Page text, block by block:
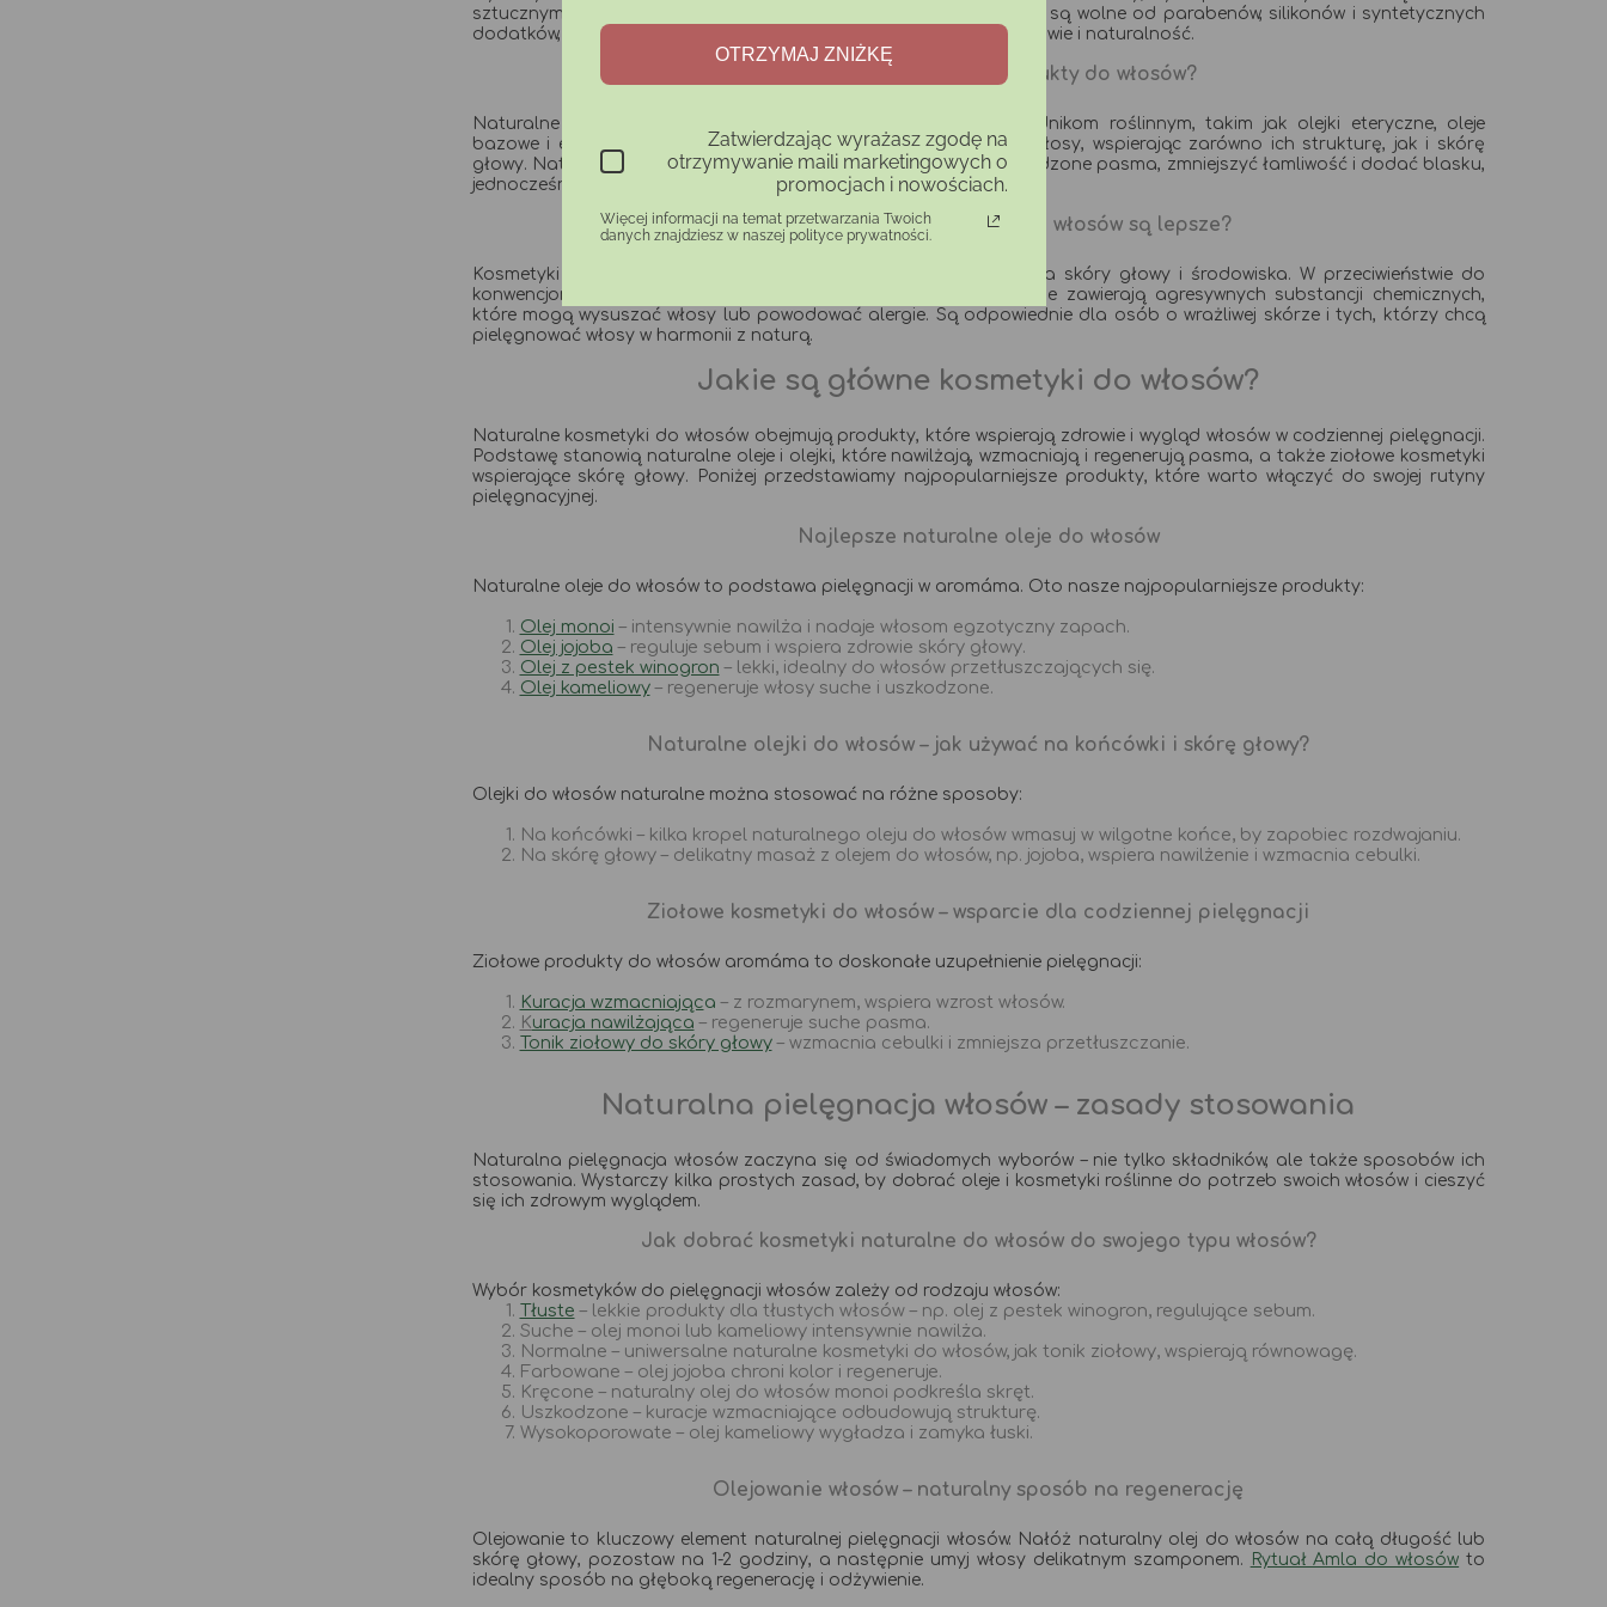
sztucznymi substancjami. Nasze kosmetyki do pielęgnacji włosów są wolne od parabenów, silikonów i syntetycznych
dodatków, co czyni je idealnym wyborem dla tych, którzy cenią zdrowie i naturalność.
Jak działają naturalne produkty do włosów?
Naturalne produkty do włosów działają dzięki aktywnym składnikom roślinnym, takim jak olejki eteryczne, oleje
bazowe i ekstrakty ziołowe. Nawilżają, wzmacniają i regenerują włosy, wspierając zarówno ich strukturę, jak i skórę
głowy. Naturalna pielęgnacja włosów pomaga odbudować uszkodzone pasma, zmniejszyć łamliwość i dodać blasku,
jednocześnie minimalizując ryzyko podrażnień.
Dlaczego naturalne produkty do włosów są lepsze?
Kosmetyki do włosów o naturalnym składzie są łagodniejsze dla skóry głowy i środowiska. W przeciwieństwie do
konwencjonalnych produktów, naturalne kosmetyki do włosów nie zawierają agresywnych substancji chemicznych,
które mogą wysuszać włosy lub powodować alergie. Są odpowiednie dla osób o wrażliwej skórze i tych, którzy chcą
pielęgnować włosy w harmonii z naturą.
Jakie są główne kosmetyki do włosów?
Naturalne kosmetyki do włosów obejmują produkty, które wspierają zdrowie i wygląd włosów w codziennej pielęgnacji.
Podstawę stanowią naturalne oleje i olejki, które nawilżają, wzmacniają i regenerują pasma, a także ziołowe kosmetyki
wspierające skórę głowy. Poniżej przedstawiamy najpopularniejsze produkty, które warto włączyć do swojej rutyny
pielęgnacyjnej.
Najlepsze naturalne oleje do włosów
Naturalne oleje do włosów to podstawa pielęgnacji w aromáma. Oto nasze najpopularniejsze produkty:
Olej monoi – intensywnie nawilża i nadaje włosom egzotyczny zapach.
Olej jojoba – reguluje sebum i wspiera zdrowie skóry głowy.
Olej z pestek winogron – lekki, idealny do włosów przetłuszczających się.
Olej kameliowy– regeneruje włosy suche i uszkodzone.
Naturalne olejki do włosów – jak używać na końcówki i skórę głowy?
Olejki do włosów naturalne można stosować na różne sposoby:
Na końcówki – kilka kropel naturalnego oleju do włosów wmasuj w wilgotne końce, by zapobiec rozdwajaniu.
Na skórę głowy – delikatny masaż z olejem do włosów, np. jojoba, wspiera nawilżenie i wzmacnia cebulki.
Ziołowe kosmetyki do włosów – wsparcie dla codziennej pielęgnacji
Ziołowe produkty do włosów aromáma to doskonałe uzupełnienie pielęgnacji:
Kuracja wzmacniająca – z rozmarynem, wspiera wzrost włosów.
Kuracja nawilżająca – regeneruje suche pasma.
Tonik ziołowy do skóry głowy– wzmacnia cebulki i zmniejsza przetłuszczanie.
Naturalna pielęgnacja włosów – zasady stosowania
Naturalna pielęgnacja włosów zaczyna się od świadomych wyborów – nie tylko składników, ale także sposobów ich
stosowania. Wystarczy kilka prostych zasad, by dobrać oleje i kosmetyki roślinne do potrzeb swoich włosów i cieszyć
się ich zdrowym wyglądem.
Jak dobrać kosmetyki naturalne do włosów do swojego typu włosów?
Wybór kosmetyków do pielęgnacji włosów zależy od rodzaju włosów:
Tłuste – lekkie produkty dla tłustych włosów – np. olej z pestek winogron, regulujące sebum.
Suche – olej monoi lub kameliowy intensywnie nawilża.
Normalne – uniwersalne naturalne kosmetyki do włosów, jak tonik ziołowy, wspierają równowagę.
Farbowane – olej jojoba chroni kolor i regeneruje.
Kręcone – naturalny olej do włosów monoi podkreśla skręt.
Uszkodzone – kuracje wzmacniające odbudowują strukturę.
Wysokoporowate – olej kameliowy wygładza i zamyka łuski.
Olejowanie włosów – naturalny sposób na regenerację
Olejowanie to kluczowy element naturalnej pielęgnacji włosów. Nałóż naturalny olej do włosów na całą długość lub
skórę głowy, pozostaw na 1-2 godziny, a następnie umyj włosy delikatnym szamponem.
Rytuał Amla do włosów to
idealny sposób na głęboką regenerację i odżywienie.
OTRZYMAJ ZNIŻKĘ
Zatwierdzając wyrażasz zgodę na
otrzymywanie maili marketingowych o
promocjach i nowościach.
Więcej informacji na temat przetwarzania Twoich
danych znajdziesz w naszej polityce prywatności.